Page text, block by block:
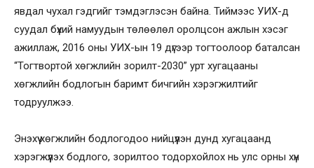
явдал чухал гэдгийг тэмдэглэсэн байна. Тиймээс УИХ-д
суудал бүхий намуудын төлөөлөл оролцсон ажлын хэсэг
ажиллаж, 2016 оны УИХ-ын 19 дүгээр тогтоолоор баталсан
“Тогтвортой хөгжлийн зорилт-2030” урт хугацааны
хөгжлийн бодлогын баримт бичгийн хэрэгжилтийг
тодруулжээ.
Энэхүү хөгжлийн бодлогодоо нийцүүлэн дунд хугацаанд
хэрэгжүүлэх бодлого, зорилтоо тодорхойлох нь улс орны хүн